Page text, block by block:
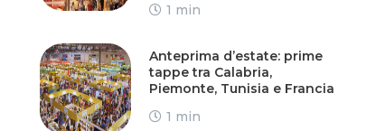
1 min
Anteprima d’estate: prime
tappe tra Calabria,
Piemonte, Tunisia e Francia
1 min